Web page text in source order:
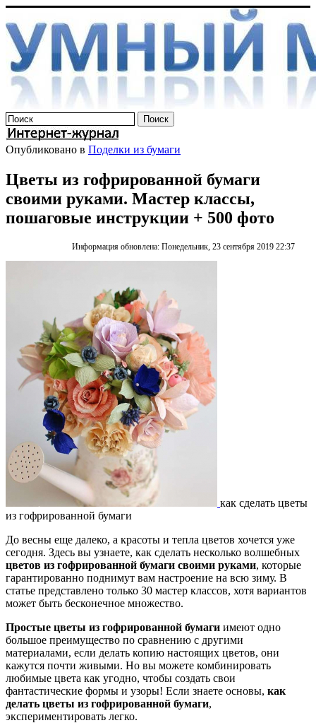
Опубликовано в Поделки из бумаги
Цветы из гофрированной бумаги
своими руками. Мастер классы,
пошаговые инструкции + 500 фото
Информация обновлена: Понедельник, 23 сентября 2019 22:37
как сделать цветы
из гофрированной бумаги
До весны еще далеко, а красоты и тепла цветов хочется уже
сегодня. Здесь вы узнаете, как сделать несколько волшебных
цветов из гофрированной бумаги своими руками, которые
гарантированно поднимут вам настроение на всю зиму. В
статье представлено только 30 мастер классов, хотя вариантов
может быть бесконечное множество.
Простые цветы из гофрированной бумаги имеют одно
большое преимущество по сравнению с другими
материалами, если делать копию настоящих цветов, они
кажутся почти живыми. Но вы можете комбинировать
любимые цвета как угодно, чтобы создать свои
фантастические формы и узоры! Если знаете основы, как
делать цветы из гофрированной бумаги,
экспериментировать легко.